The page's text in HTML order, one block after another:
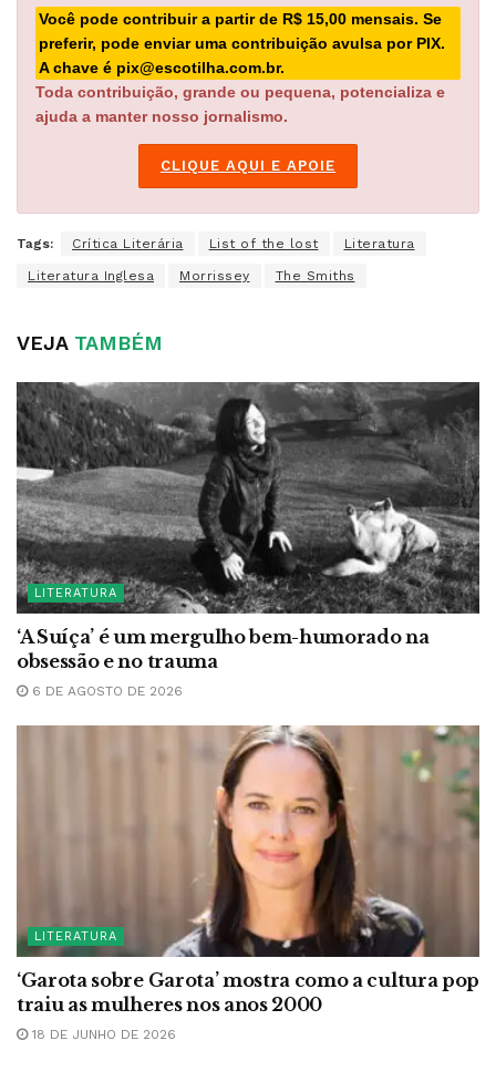
Você pode contribuir a partir de R$ 15,00 mensais. Se
preferir, pode enviar uma contribuição avulsa por PIX.
A chave é pix@escotilha.com.br.
Toda contribuição, grande ou pequena, potencializa e
ajuda a manter nosso jornalismo.
CLIQUE AQUI E APOIE
Tags: Crítica Literária List of the lost Literatura
Literatura Inglesa Morrissey The Smiths
VEJATAMBÉM
LITERATURA
‘A Suíça’ é um mergulho bem-humorado na
obsessão e no trauma
6 DE AGOSTO DE 2026
LITERATURA
‘Garota sobre Garota’ mostra como a cultura pop
traiu as mulheres nos anos 2000
18 DE JUNHO DE 2026